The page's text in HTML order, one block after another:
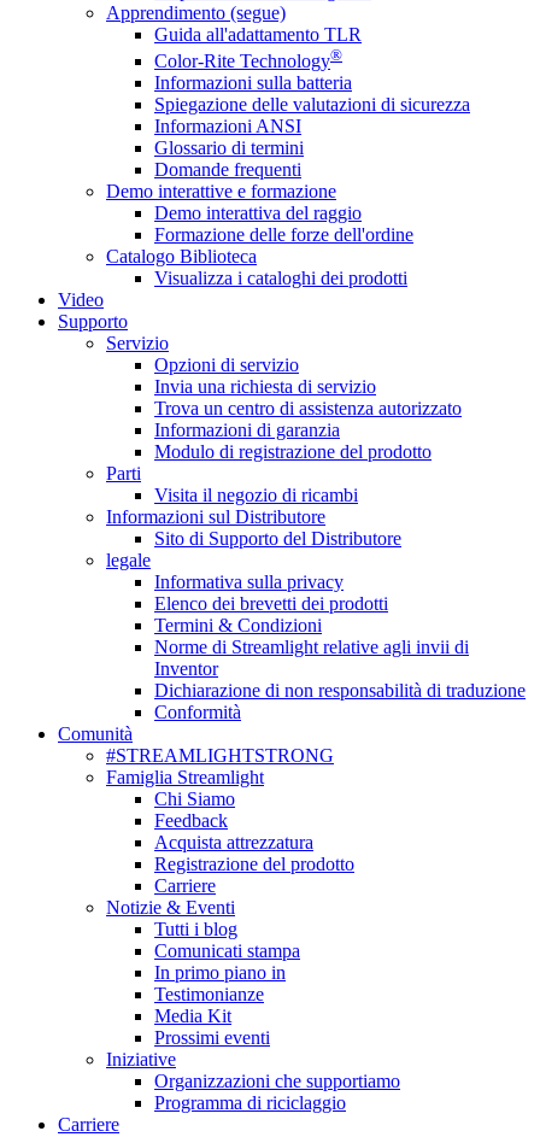
Apprendimento (segue)
Guida all'adattamento TLR
Color-Rite Technology®
Informazioni sulla batteria
Spiegazione delle valutazioni di sicurezza
Informazioni ANSI
Glossario di termini
Domande frequenti
Demo interattive e formazione
Demo interattiva del raggio
Formazione delle forze dell'ordine
Catalogo Biblioteca
Visualizza i cataloghi dei prodotti
Video
Supporto
Servizio
Opzioni di servizio
Invia una richiesta di servizio
Trova un centro di assistenza autorizzato
Informazioni di garanzia
Modulo di registrazione del prodotto
Parti
Visita il negozio di ricambi
Informazioni sul Distributore
Sito di Supporto del Distributore
legale
Informativa sulla privacy
Elenco dei brevetti dei prodotti
Termini & Condizioni
Norme di Streamlight relative agli invii di
Inventor
Dichiarazione di non responsabilità di traduzione
Conformità
Comunità
#STREAMLIGHTSTRONG
Famiglia Streamlight
Chi Siamo
Feedback
Acquista attrezzatura
Registrazione del prodotto
Carriere
Notizie & Eventi
Tutti i blog
Comunicati stampa
In primo piano in
Testimonianze
Media Kit
Prossimi eventi
Iniziative
Organizzazioni che supportiamo
Programma di riciclaggio
Carriere